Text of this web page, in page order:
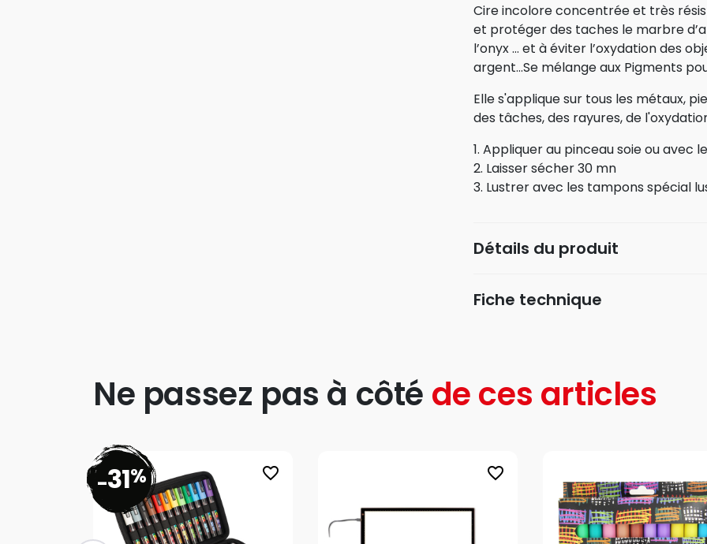
Cire incolore concentrée et très
et protéger des taches le marbre
l’onyx … et à éviter l’oxydation des
argent…Se mélange aux Pigments
Elle s'applique sur tous les métaux,
des tâches, des rayures, de
1. Appliquer au pinceau soie ou avec
2. Laisser sécher 30 mn
3. Lustrer avec les tampons spécial
Détails du produit
Fiche technique
Ne passez pas à côté de ces articles
favorite_border
-31% favorite_border